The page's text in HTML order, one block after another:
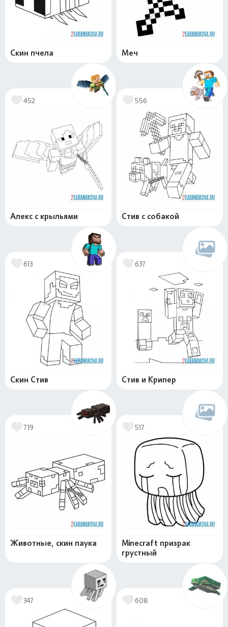
Скин пчела Меч
452
Алекс с крыльями
556
Стив с собакой
613
Скин Стив
637
Стив и Крипер
719
Животные, скин паука
517
Minecraft призрак
грустный
347 608